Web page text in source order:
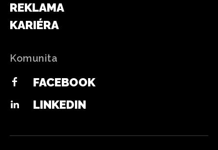
REKLAMA
KARIÉRA
Komunita
FACEBOOK
LINKEDIN